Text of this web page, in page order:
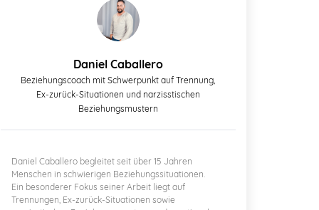
Daniel Caballero
Beziehungscoach mit Schwerpunkt auf Trennung,
Ex-zurück-Situationen und narzisstischen
Beziehungsmustern
Daniel Caballero begleitet seit über 15 Jahren
Menschen in schwierigen Beziehungssituationen.
Ein besonderer Fokus seiner Arbeit liegt auf
Trennungen, Ex-zurück-Situationen sowie